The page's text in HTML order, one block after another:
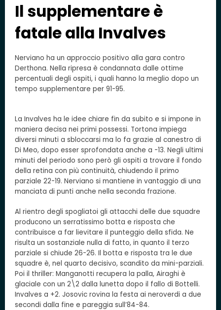
Il supplementare è
fatale alla Invalves
Nerviano ha un approccio positivo alla gara contro
Derthona. Nella ripresa è condannata dalle ottime
percentuali degli ospiti, i quali hanno la meglio dopo un
tempo supplementare per 91-95.
La Invalves ha le idee chiare fin da subito e si impone in
maniera decisa nei primi possessi. Tortona impiega
diversi minuti a sbloccarsi ma lo fa grazie al canestro di
Di Meo, dopo esser sprofondata anche a -13. Negli ultimi
minuti del periodo sono però gli ospiti a trovare il fondo
della retina con più continuità, chiudendo il primo
parziale 22-19. Nerviano si mantiene in vantaggio di una
manciata di punti anche nella seconda frazione.
Al rientro degli spogliatoi gli attacchi delle due squadre
producono un serratissimo botta e risposta che
contribuisce a far lievitare il punteggio della sfida. Ne
risulta un sostanziale nulla di fatto, in quanto il terzo
parziale si chiude 26-26. Il botta e risposta tra le due
squadre è, nel quarto decisivo, scandito da mini-parziali.
Poi il thriller: Manganotti recupera la palla, Airaghi è
glaciale con un 2\2 dalla lunetta dopo il fallo di Bottelli.
Invalves a +2. Josovic rovina la festa ai neroverdi a due
secondi dalla fine e pareggia sull’84-84.